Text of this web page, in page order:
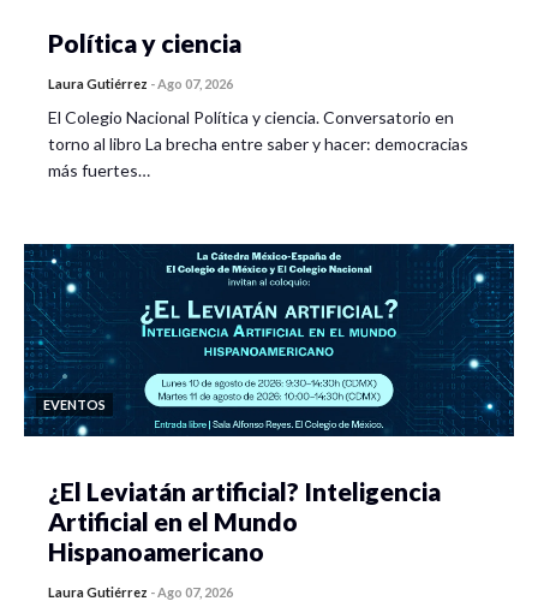
Política y ciencia
Laura Gutiérrez -Ago 07, 2026
El Colegio Nacional Política y ciencia. Conversatorio en
torno al libro La brecha entre saber y hacer: democracias
más fuertes…
EVENTOS
¿El Leviatán artificial? Inteligencia
Artificial en el Mundo
Hispanoamericano
Laura Gutiérrez -Ago 07, 2026